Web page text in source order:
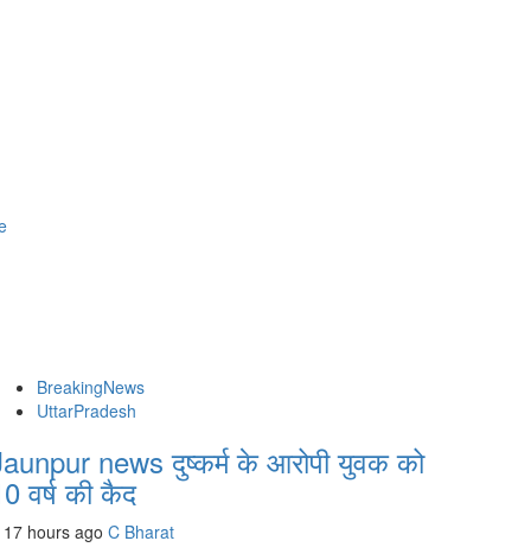
BreakingNews
UttarPradesh
news दुष्कर्म के आरोपी युवक को
वर्ष की कैद
17 hours ago C Bharat